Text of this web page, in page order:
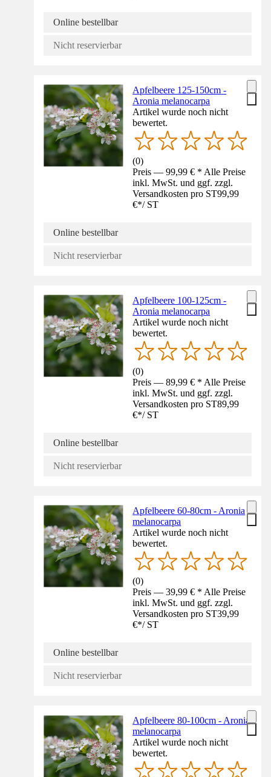
Online bestellbar
Nicht reservierbar
Apfelbeere 125-150cm -
Aronia melanocarpa
Artikel wurde noch nicht
bewertet.
(0)
Preis — 99,99 € * Alle Preise
inkl. MwSt. und ggf. zzgl.
Versandkosten pro ST99,99
€*/ ST
Online bestellbar
Nicht reservierbar
Apfelbeere 100-125cm -
Aronia melanocarpa
Artikel wurde noch nicht
bewertet.
(0)
Preis — 89,99 € * Alle Preise
inkl. MwSt. und ggf. zzgl.
Versandkosten pro ST89,99
€*/ ST
Online bestellbar
Nicht reservierbar
Apfelbeere 60-80cm - Aronia
melanocarpa
Artikel wurde noch nicht
bewertet.
(0)
Preis — 39,99 € * Alle Preise
inkl. MwSt. und ggf. zzgl.
Versandkosten pro ST39,99
€*/ ST
Online bestellbar
Nicht reservierbar
Apfelbeere 80-100cm - Aronia
melanocarpa
Artikel wurde noch nicht
bewertet.